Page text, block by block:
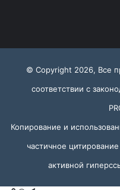
© Copyright 2026, Все
соответствии с
Копирование и
частичное
активной